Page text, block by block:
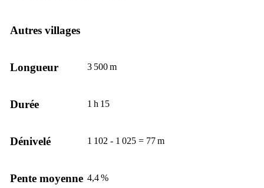
Autres villages
Longueur 3 500 m
Durée 1 h 15
Dénivelé 1 102 - 1 025 = 77 m
Pente moyenne 4,4 %